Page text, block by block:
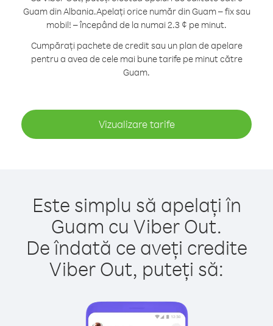
Guam din Albania.Apelați orice număr din Guam – fix sau
mobil! – începând de la numai 2.3 ¢ pe minut.
Cumpărați pachete de credit sau un plan de apelare
pentru a avea de cele mai bune tarife pe minut către
Guam.
Vizualizare tarife
Este simplu să apelați în
Guam cu Viber Out.
De îndată ce aveți credite
Viber Out, puteți să: